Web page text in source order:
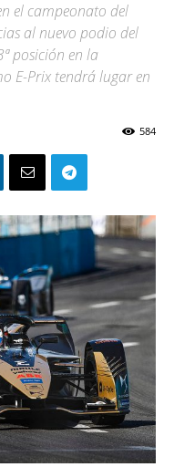
el campeonato del
al nuevo podio del
posición en la
E-Prix tendrá lugar en
584